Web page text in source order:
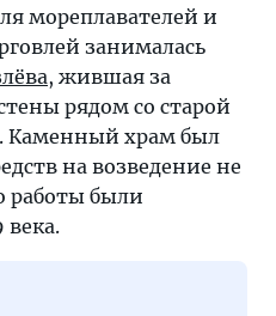
мореплавателей и
занималась
, жившая за
рядом со старой
Каменный храм был
на возведение не
работы были
века.